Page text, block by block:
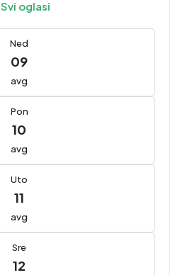
Svi oglasi
Ned
09
avg
Pon
10
avg
Uto
11
avg
Sre
12